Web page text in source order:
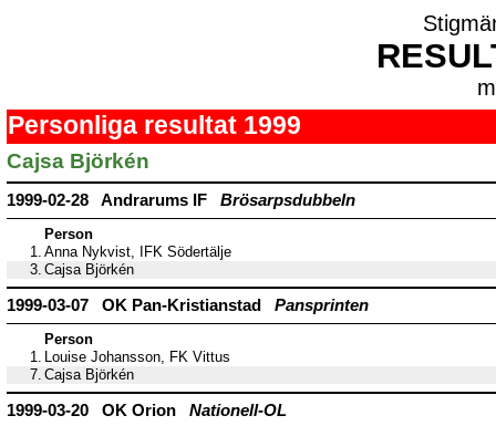
Personliga resultat 1999
Cajsa Björkén
1999-02-28 Andrarums IF Brösarpsdubbeln
Person
1. Anna Nykvist, IFK Södertälje
3. Cajsa Björkén
1999-03-07 OK Pan-Kristianstad Pansprinten
Person
1. Louise Johansson, FK Vittus
7. Cajsa Björkén
1999-03-20 OK Orion Nationell-OL